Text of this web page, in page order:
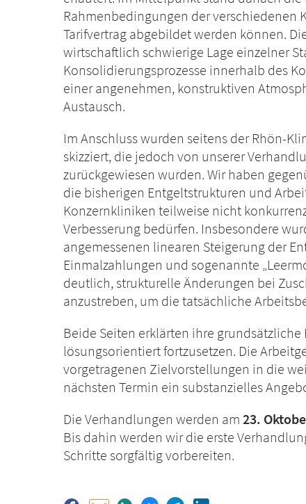
Rahmenbedingungen der verschiedenen
Tarifvertrag abgebildet werden können.
wirtschaftlich schwierige Lage einzelner
Konsolidierungsprozesse innerhalb des
einer angenehmen, konstruktiven
Austausch.
Im Anschluss wurden seitens der Rhön-
skizziert, die jedoch von unserer
zurückgewiesen wurden. Wir haben
die bisherigen Entgeltstrukturen und
Konzernkliniken teilweise nicht
Verbesserung bedürfen. Insbesondere
angemessenen linearen Steigerung der
Einmalzahlungen und sogenannte
deutlich, strukturelle Änderungen bei
anzustreben, um die tatsächliche
Beide Seiten erklärten ihre
lösungsorientiert fortzusetzen. Die
vorgetragenen Zielvorstellungen in die
nächsten Termin ein substanzielles
Die Verhandlungen werden am 23.
Bis dahin werden wir die erste
Schritte sorgfältig vorbereiten.